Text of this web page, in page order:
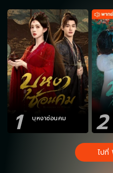
1 บุหงาซ่อนคม 2
ไปที่